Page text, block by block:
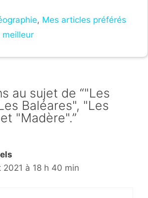
, Mes articles préférés
au sujet de “"Les
Baléares", "Les
"Madère".”
2021 à 18 h 40 min